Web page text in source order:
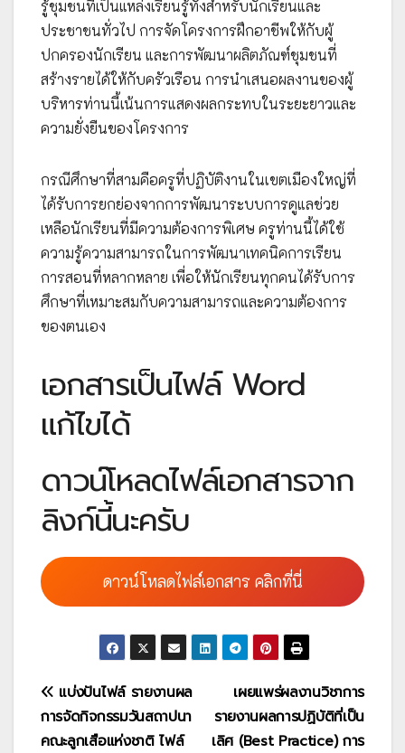
รู้ชุมชนที่เป็นแหล่งเรียนรู้ทั้งสำหรับนักเรียนและ
ประชาชนทั่วไป การจัดโครงการฝึกอาชีพให้กับผู้
ปกครองนักเรียน และการพัฒนาผลิตภัณฑ์ชุมชนที่
สร้างรายได้ให้กับครัวเรือน การนำเสนอผลงานของผู้
บริหารท่านนี้เน้นการแสดงผลกระทบในระยะยาวและ
ความยั่งยืนของโครงการ
กรณีศึกษาที่สามคือครูที่ปฏิบัติงานในเขตเมืองใหญ่ที่
ได้รับการยกย่องจากการพัฒนาระบบการดูแลช่วย
เหลือนักเรียนที่มีความต้องการพิเศษ ครูท่านนี้ได้ใช้
ความรู้ความสามารถในการพัฒนาเทคนิคการเรียน
การสอนที่หลากหลาย เพื่อให้นักเรียนทุกคนได้รับการ
ศึกษาที่เหมาะสมกับความสามารถและความต้องการ
ของตนเอง
เอกสารเป็นไฟล์ Word
แก้ไขได้
ดาวน์โหลดไฟล์เอกสารจาก
ลิงก์นี้นะครับ
ดาวน์โหลดไฟล์เอกสาร คลิกที่นี่
แนะแนว
เรื่อง
เผยแพร่ผลงานวิชาการ
รายงานผลการปฏิบัติที่เป็น
เลิศ (Best Practice) การ
แบ่งปันไฟล์ รายงานผล
การจัดกิจกรรมวันสถาปนา
คณะลูกเสือแห่งชาติ ไฟล์